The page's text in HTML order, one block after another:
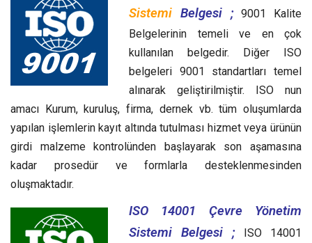
Sistemi Belgesi ;9001 Kalite
Belgelerinin temeli ve en çok
kullanılan belgedir. Diğer ISO
belgeleri 9001 standartları temel
alınarak geliştirilmiştir. ISO nun
amacı Kurum, kuruluş, firma, dernek vb. tüm oluşumlarda
yapılan işlemlerin kayıt altında tutulması hizmet veya ürünün
girdi malzeme kontrolünden başlayarak son aşamasına
kadar prosedür ve formlarla desteklenmesinden
oluşmaktadır.
ISO 14001 Çevre Yönetim
Sistemi Belgesi ;
ISO 14001